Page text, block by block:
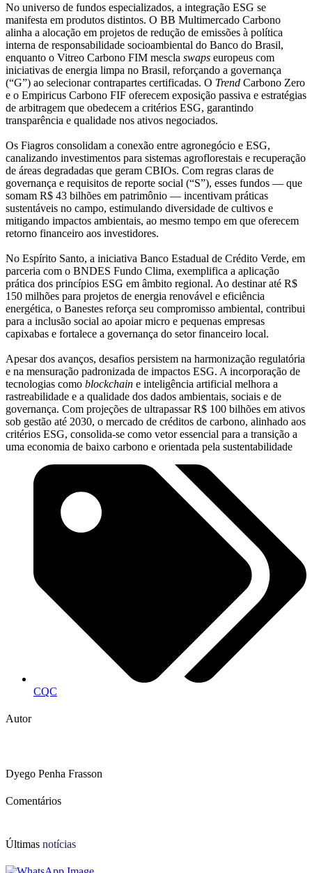
No universo de fundos especializados, a integração ESG se
manifesta em produtos distintos. O BB Multimercado Carbono
alinha a alocação em projetos de redução de emissões à política
interna de responsabilidade socioambiental do Banco do Brasil,
enquanto o Vitreo Carbono FIM mescla swaps europeus com
iniciativas de energia limpa no Brasil, reforçando a governança
(“G”) ao selecionar contrapartes certificadas. O Trend Carbono Zero
e o Empiricus Carbono FIF oferecem exposição passiva e estratégias
de arbitragem que obedecem a critérios ESG, garantindo
transparência e qualidade nos ativos negociados.
Os Fiagros consolidam a conexão entre agronegócio e ESG,
canalizando investimentos para sistemas agroflorestais e recuperação
de áreas degradadas que geram CBIOs. Com regras claras de
governança e requisitos de reporte social (“S”), esses fundos — que
somam R$ 43 bilhões em patrimônio — incentivam práticas
sustentáveis no campo, estimulando diversidade de cultivos e
mitigando impactos ambientais, ao mesmo tempo em que oferecem
retorno financeiro aos investidores.
No Espírito Santo, a iniciativa Banco Estadual de Crédito Verde, em
parceria com o BNDES Fundo Clima, exemplifica a aplicação
prática dos princípios ESG em âmbito regional. Ao destinar até R$
150 milhões para projetos de energia renovável e eficiência
energética, o Banestes reforça seu compromisso ambiental, contribui
para a inclusão social ao apoiar micro e pequenas empresas
capixabas e fortalece a governança do setor financeiro local.
Apesar dos avanços, desafios persistem na harmonização regulatória
e na mensuração padronizada de impactos ESG. A incorporação de
tecnologias como blockchain e inteligência artificial melhora a
rastreabilidade e a qualidade dos dados ambientais, sociais e de
governança. Com projeções de ultrapassar R$ 100 bilhões em ativos
sob gestão até 2030, o mercado de créditos de carbono, alinhado aos
critérios ESG, consolida-se como vetor essencial para a transição a
uma economia de baixo carbono e orientada pela sustentabilidade
CQC
Autor
Dyego Penha Frasson
Comentários
Últimas notícias